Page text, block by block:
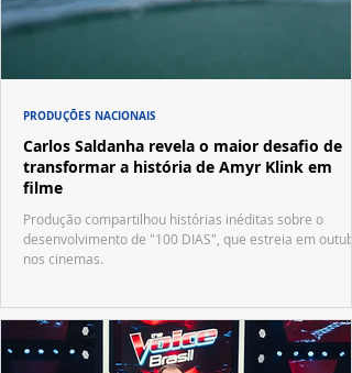
Carlos Saldanha revela o maior desafio de
transformar a história de Amyr Klink em
filme
Produção compartilhou histórias inéditas sobre o
desenvolvimento de "100 DIAS", que estreia em
nos cinemas.
PRODUÇÕES NACIONAIS